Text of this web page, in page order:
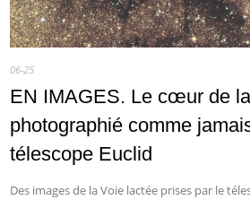
06-25
EN IMAGES. Le cœur de
photographié comme
télescope Euclid
Des images de la Voie lactée prises par le